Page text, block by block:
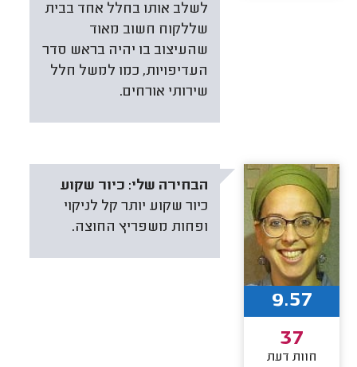
לשלב אותו בחלל אחד בבית
שללקוח חשוב מאוד
שהעיצוב בו יהיה בראש סדר
העדיפויות, כמו למשל חלל
שירותי אורחים.
הבחירה שלי: כיור שקוע
כיור שקוע יותר קל לניקוי
ופחות משפריץ החוצה.
9.57
37
חוות דעת